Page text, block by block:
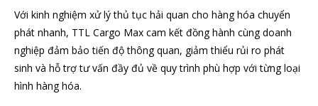
Với kinh nghiệm xử lý thủ tục hải quan cho hàng hóa chuyển
phát nhanh, TTL Cargo Max cam kết đồng hành cùng doanh
nghiệp đảm bảo tiến độ thông quan, giảm thiểu rủi ro phát
sinh và hỗ trợ tư vấn đầy đủ về quy trình phù hợp với từng loại
hình hàng hóa.